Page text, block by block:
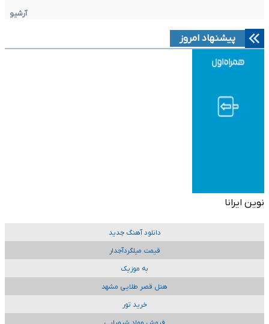
آرشیو
پیشنهاد امروز
نوین ایرانا
دانلود آهنگ جدید
قیمت میلگردآجدار
به موزیک
هتل قصر طلایی مشهد
خرید تور